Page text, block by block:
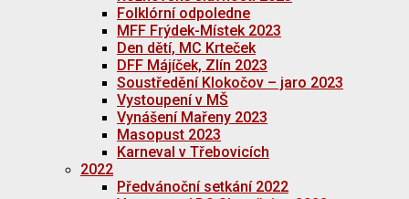
Folklórní odpoledne
MFF Frýdek-Místek 2023
Den dětí, MC Krteček
DFF Májíček, Zlín 2023
Soustředění Klokočov – jaro 2023
Vystoupení v MŠ
Vynášení Mařeny 2023
Masopust 2023
Karneval v Třebovicích
2022
Předvánoční setkání 2022